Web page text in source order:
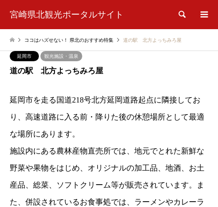
宮崎県北観光ポータルサイト 検索
ココはハズせない！ 県北のおすすめ特集 道の駅 北方よっちみろ屋
延岡市 観光施設・温泉
道の駅 北方よっちみろ屋
延岡市を走る国道218号北方延岡道路起点に隣接してお
り、高速道路に入る前・降りた後の休憩場所として最適
な場所にあります。
施設内にある農林産物直売所では、地元でとれた新鮮な
野菜や果物をはじめ、オリジナルの加工品、地酒、お土
産品、総菜、ソフトクリーム等が販売されています。 ま
た、併設されているお食事処では、ラーメンやカレーラ